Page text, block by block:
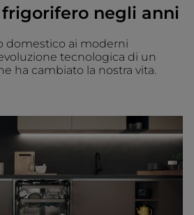
frigorifero negli anni
domestico ai moderni
tecnologica di un
ha cambiato la nostra vita.